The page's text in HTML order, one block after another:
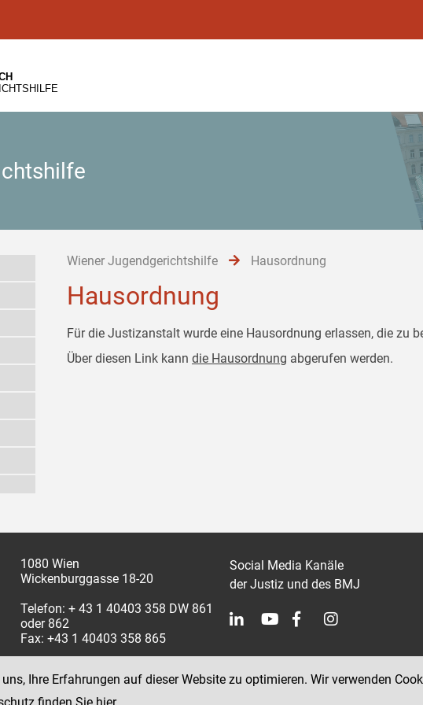
Wiener Jugendgerichtshilfe Hausordnung
Hausordnung
Für die Justizanstalt wurde eine Hausordnung erlassen, die zu
Über diesen Link kann die Hausordnung abgerufen werden.
1080 Wien
Wickenburggasse 18-20
Telefon: + 43 1 40403 358 DW 861
oder 862
Fax: +43 1 40403 358 865
Social Media Kanäle
der Justiz und des BMJ
Ihre Erfahrungen auf dieser Website zu optimieren. Wir verwenden